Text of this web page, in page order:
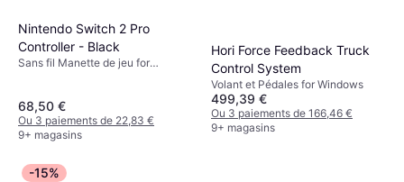
Nintendo Switch 2 Pro
Controller - Black
Sans fil Manette de jeu for
68,50 €
Ou 3 paiements de 22,83 €
9+ magasins
Hori Force Feedback Truck
Control System
Volant et Pédales for Windows
499,39 €
Ou 3 paiements de 166,46 €
9+ magasins
-15%